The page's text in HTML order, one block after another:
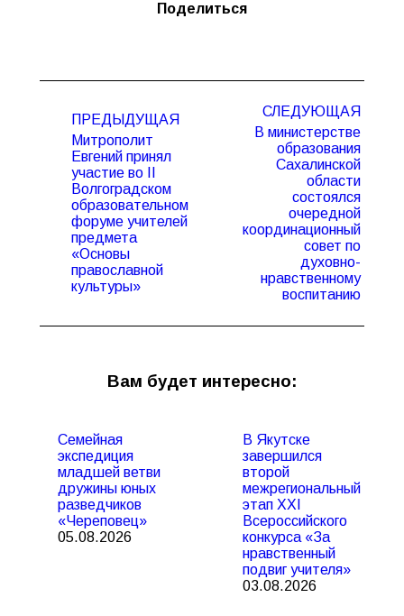
Поделиться
записям
ПРЕДЫДУЩАЯ
Предыдущая
запись:
Митрополит
Евгений принял
участие во II
Волгоградском
образовательном
форуме учителей
предмета
«Основы
православной
культуры»
СЛЕДУЮЩАЯ
Следующая
запись:
В министерстве
образования
Сахалинской
области
состоялся
очередной
координационный
совет по
духовно-
нравственному
воспитанию
Вам будет интересно:
Семейная
экспедиция
младшей ветви
дружины юных
разведчиков
«Череповец»
05.08.2026
В Якутске
завершился
второй
межрегиональный
этап XXI
Всероссийского
конкурса «За
нравственный
подвиг учителя»
03.08.2026